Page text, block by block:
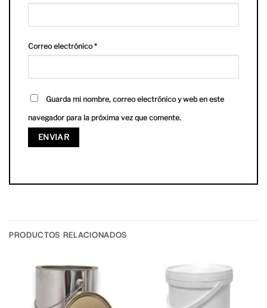
Correo electrónico*
Guarda mi nombre, correo electrónico y web en este
navegador para la próxima vez que comente.
PRODUCTOS RELACIONADOS